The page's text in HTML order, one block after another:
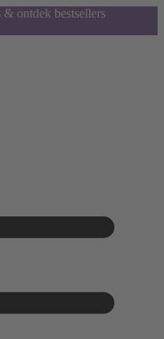
& ontdek bestsellers